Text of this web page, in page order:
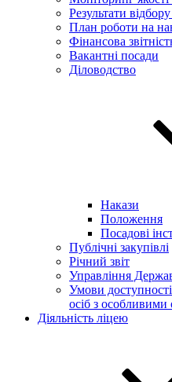
Результати
План роботи на
Фінансова
Вакантні посади
Діловодство
Накази
Положення
Посадові
Публічні закупівлі
Річний звіт
Управління
Умови
осіб з особливими
Діяльність ліцею